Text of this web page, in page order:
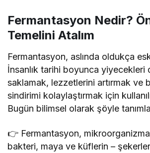
Fermantasyon Nedir?
Temelini Atalım
Fermantasyon, aslında oldukça
İnsanlık tarihi boyunca yiyecekleri
saklamak, lezzetlerini artırmak ve
sindirimi kolaylaştırmak için
Bugün bilimsel olarak şöyle
👉 Fermantasyon,
bakteri, maya ve küflerin –